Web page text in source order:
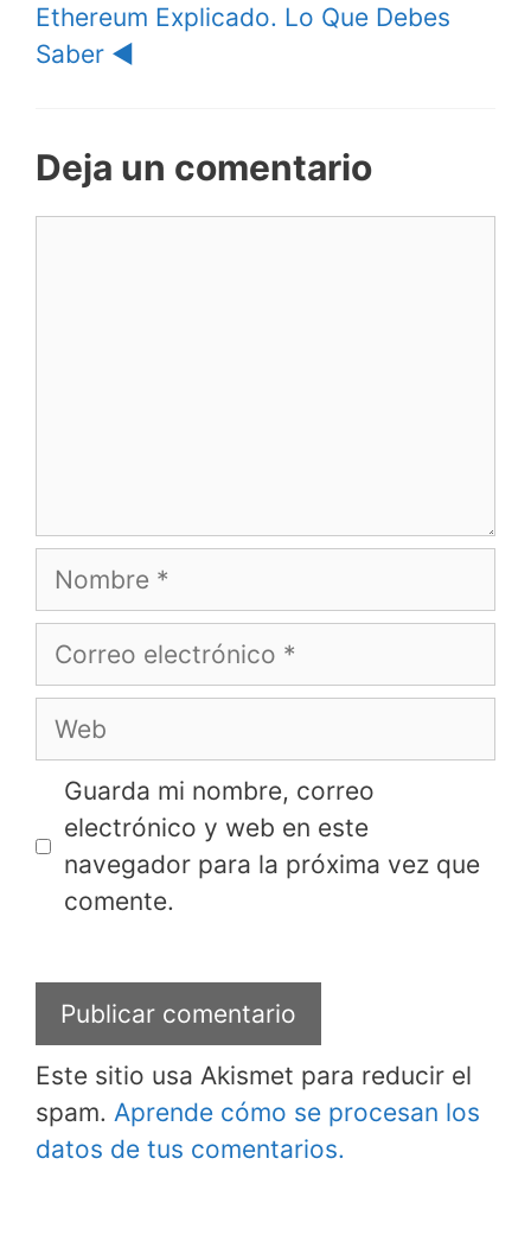
Ethereum Explicado. Lo Que Debes
Saber ◀︎
Deja un comentario
Nombre
Correo
electrónico
Web
Guarda mi nombre, correo
electrónico y web en este
navegador para la próxima vez que
comente.
Este sitio usa Akismet para reducir el
spam. Aprende cómo se procesan los
datos de tus comentarios.